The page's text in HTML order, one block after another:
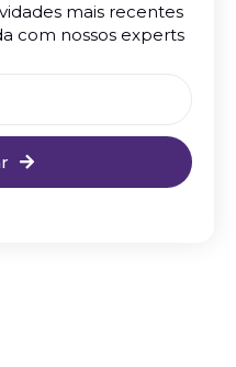
mais recentes
com nossos experts